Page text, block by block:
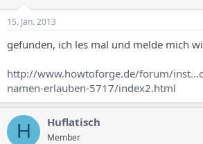
15. Jan. 2013
gefunden, ich les mal und melde mich
http://www.howtoforge.de/forum/
namen-erlauben-5717/index2.html
H Huflatisch
Member